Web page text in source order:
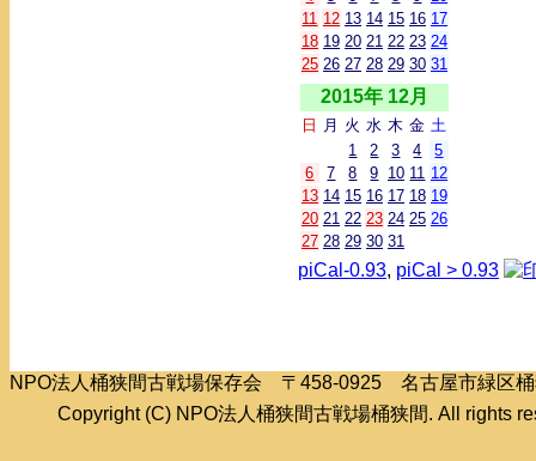
11 12 13 14 15 16 17
18 19 20 21 22 23 24
25 26 27 28 29 30 31
2015年 12月
日 月 火 水 木 金 土
1
2 3 4
5
6
7 8 9 10 11 12
13 14 15 16 17 18 19
20 21 22 23 24 25 26
27 28 29 30 31
piCal-0.93, piCal > 0.93
NPO法人桶狭間古戦場保存会 〒458-0925 名古屋市緑区
Copyright (C) NPO法人桶狭間古戦場桶狭間. All rights